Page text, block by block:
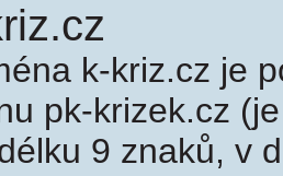
k-kriz.cz je
pk-krizek.cz
9 znaků, v